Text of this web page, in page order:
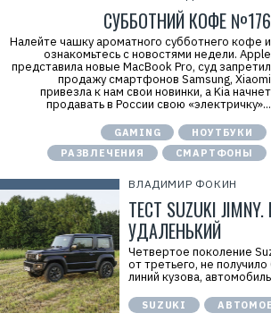
СУББОТНИЙ КОФЕ №176
Налейте чашку ароматного субботнего кофе и
ознакомьтесь с новостями недели. Apple
представила новые MacBook Pro, суд запретил
продажу смартфонов Samsung, Xiaomi
привезла к нам свои новинки, а Kia начнет
продавать в России свою «электричку»...
GAMING
НОУТБУКИ
РАЗВЛЕЧЕНИЯ
СМАРТФОНЫ
ВЛАДИМИР ФОКИН
ТЕСТ SUZUKI
УДАЛЕНЬКИЙ
Четвертое поколение
от третьего, не
линий кузова,
SUZUKI